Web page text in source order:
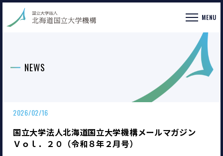
MENU
NEWS
2026/02/16
国立大学法人北海道国立大学機構メールマガジン
Ｖｏｌ．２０（令和８年２月号）